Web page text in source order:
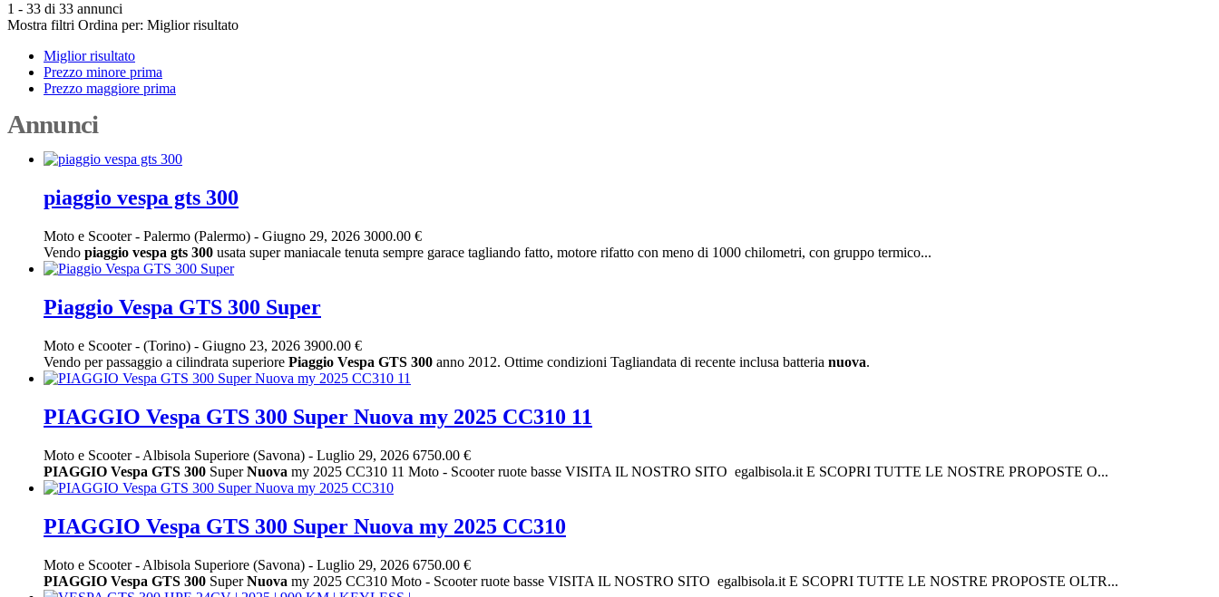
1 - 33 di 33 annunci
Mostra filtri Ordina per: Miglior risultato
Miglior risultato
Prezzo minore prima
Prezzo maggiore prima
Annunci
piaggio vespa gts 300
Moto e Scooter- Palermo (Palermo) - Giugno 29, 2026 3000.00 €
Vendo piaggio vespa gts 300 usata super maniacale tenuta sempre garace tagliando fatto, motore rifatto con meno di 1000 chilometri, con gruppo termico...
Piaggio Vespa GTS 300 Super
Moto e Scooter- (Torino) - Giugno 23, 2026 3900.00 €
Vendo per passaggio a cilindrata superiore Piaggio Vespa GTS 300 anno 2012. Ottime condizioni Tagliandata di recente inclusa batteria nuova.
PIAGGIO Vespa GTS 300 Super Nuova my 2025 CC310 11
Moto e Scooter- Albisola Superiore (Savona) - Luglio 29, 2026 6750.00 €
PIAGGIO Vespa GTS 300 SuperNuova my 2025 CC310 11 Moto - Scooter ruote basse VISITA IL NOSTRO SITO egalbisola.it E SCOPRI TUTTE LE NOSTRE PROPOSTE O...
PIAGGIO Vespa GTS 300 Super Nuova my 2025 CC310
Moto e Scooter- Albisola Superiore (Savona) - Luglio 29, 2026 6750.00 €
PIAGGIO Vespa GTS 300 SuperNuova my 2025 CC310 Moto - Scooter ruote basse VISITA IL NOSTRO SITO egalbisola.it E SCOPRI TUTTE LE NOSTRE PROPOSTE OLTR...